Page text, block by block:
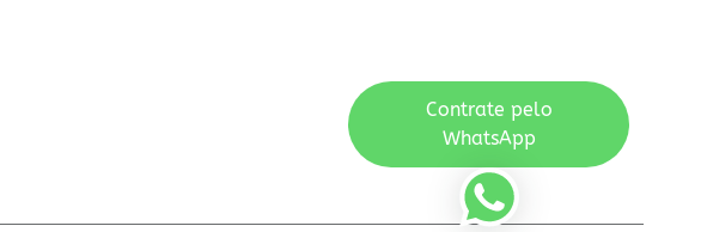
Contrate pelo
WhatsApp